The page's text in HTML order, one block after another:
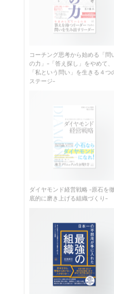
の力」-「答え探し」をやめて、
「私という問い」を生きる４つの
ステージ-
底的に磨き上げる組織づくり-